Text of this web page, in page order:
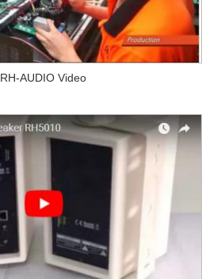
RH-AUDIO Video